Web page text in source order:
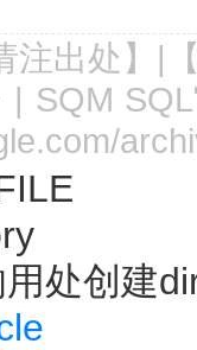
注出处 】|
| SQM
处创建